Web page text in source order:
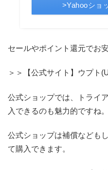
>Yahooショ
セールやポイント還元でお
＞＞【公式サイト】ウプト
公式ショップでは、トライ
入できるのも魅力的ですね。
公式ショップは補償なども
て購入できます。